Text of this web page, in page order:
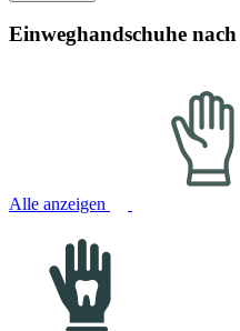
Einweghandschuhe
Alle anzeigen